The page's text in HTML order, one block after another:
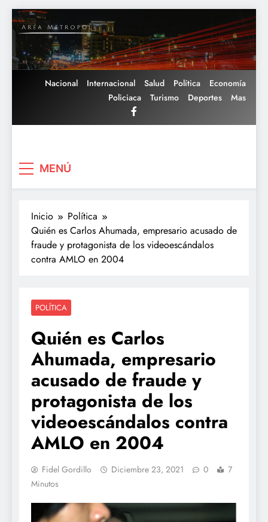
Saltar
al
contenido
Nacional Internacional Salud Política
Economía
Policiaca
Turismo Deportes Mas
MENÚ
Inicio
Política
Quién es Carlos Ahumada, empresario acusado de
fraude y protagonista de los videoescándalos
contra AMLO en 2004
POLÍTICA
Quién es Carlos
Ahumada, empresario
acusado de fraude y
protagonista de los
videoescándalos contra
AMLO en 2004
Fidel Gordillo Diciembre 23, 2021 0
7
Minutos